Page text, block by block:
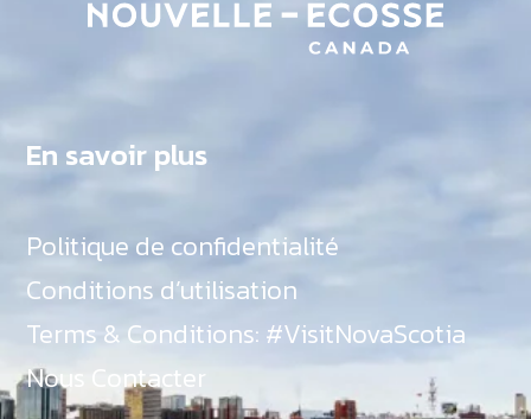
En savoir plus
Politique de confidentialité
Conditions d’utilisation
Terms & Conditions: #VisitNovaScotia
Nous Contacter